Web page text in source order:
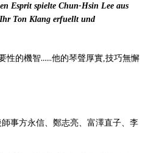
Esprit spielte Chun-Hsin Lee aus
Ihr Ton Klang erfuellt und
性的機智......他的琴聲厚實 ,技巧無懈
事方永信、鄭志亮、富澤直子、李